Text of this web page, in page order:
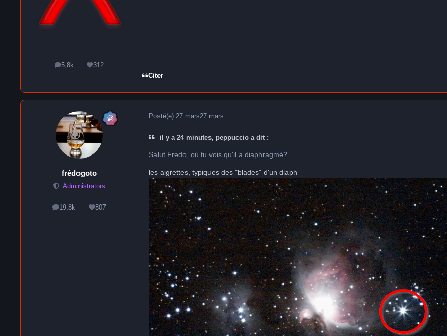
5,8k
messages312
Réputation
Citer
frédogoto
Administrators
19,8k
messages807
Réputation
Posté(e) 27 mars27 mars
il y a 24 minutes, peppuccio a dit :
Salut Fredo, où tu vois qu'il a diaphragmé?
les aigrettes, typiques des "blades" d'un diaph